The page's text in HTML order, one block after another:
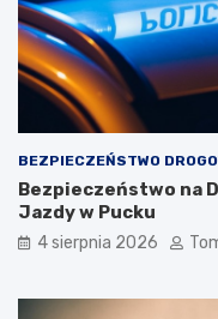
BEZPIECZEŃSTWO
Bezpieczeństwo na
Jazdy w Pucku
4 sierpnia 2026